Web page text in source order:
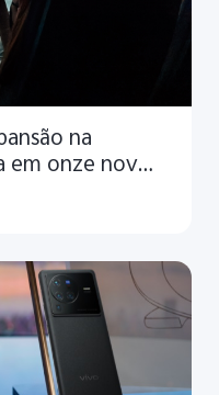
na
em onze novos